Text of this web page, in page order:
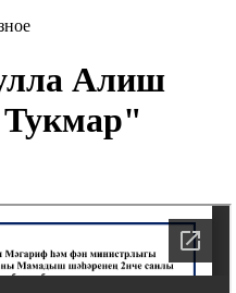
Алиш